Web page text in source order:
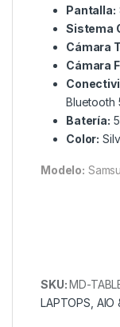
Pantalla:
Sistema
Cámara
Cámara
Bluetooth
Batería:
Color:
Modelo:
SKU:MD-
LAPTOPS, AIO